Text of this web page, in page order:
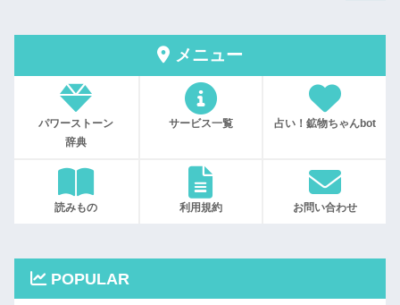
メニュー
パワーストーン
辞典
サービス一覧 占い！鉱物ちゃんbot
読みもの 利用規約 お問い合わせ
POPULAR